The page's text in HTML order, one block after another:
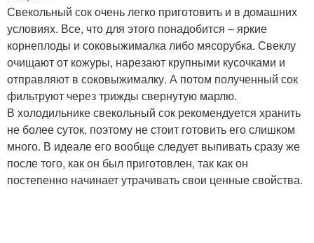
Свекольный сок очень легко приготовить и в домашних
условиях. Все, что для этого понадобится – яркие
корнеплоды и соковыжималка либо мясорубка. Свеклу
очищают от кожуры, нарезают крупными кусочками и
отправляют в соковыжималку. А потом полученный сок
фильтруют через трижды свернутую марлю.
В холодильнике свекольный сок рекомендуется хранить
не более суток, поэтому не стоит готовить его слишком
много. В идеале его вообще следует выпивать сразу же
после того, как он был приготовлен, так как он
постепенно начинает утрачивать свои ценные свойства.